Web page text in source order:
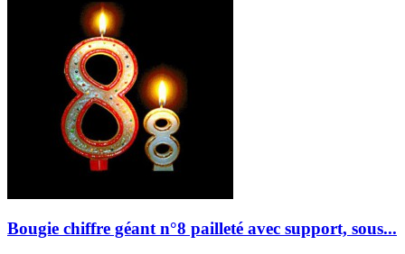
Bougie chiffre géant n°8 pailleté avec support, sous...